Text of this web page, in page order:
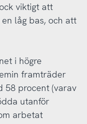
viktigt att
låg bas, och att
i högre
framträder
58 procent (varav
utanför
arbetat